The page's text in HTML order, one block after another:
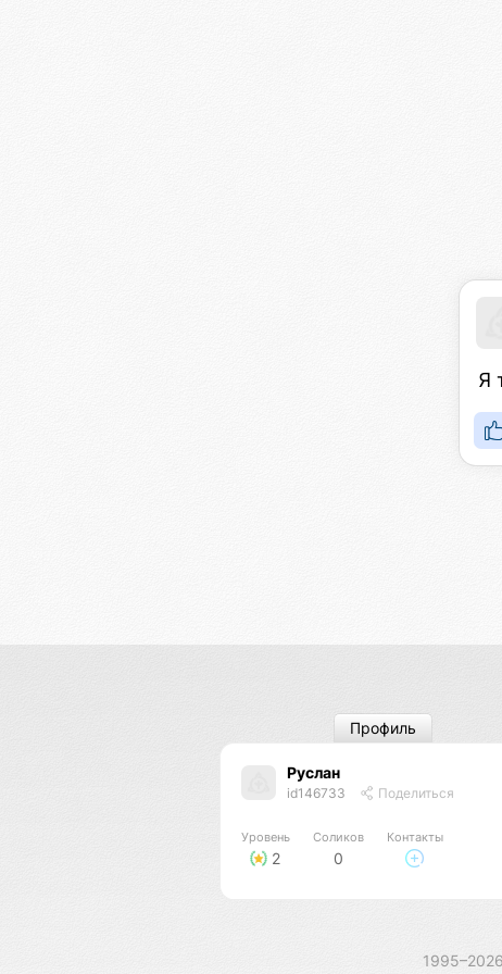
Я
Руслан
id146733 Поделиться
Уровень
2
Соликов
0
Контакты
Профиль